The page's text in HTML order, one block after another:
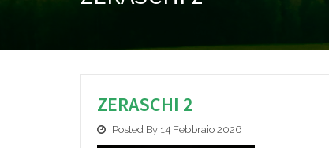
ZERASCHI 2
Posted By 14 Febbraio 2026